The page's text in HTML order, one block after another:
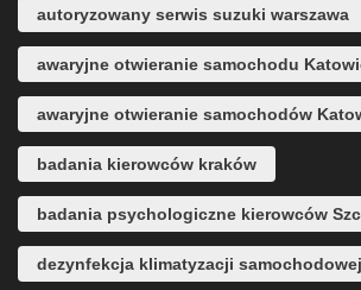
autoryzowany serwis suzuki warszawa
awaryjne otwieranie samochodu
awaryjne otwieranie samochodów
badania kierowców kraków
badania psychologiczne kierowców
dezynfekcja klimatyzacji samochodowej